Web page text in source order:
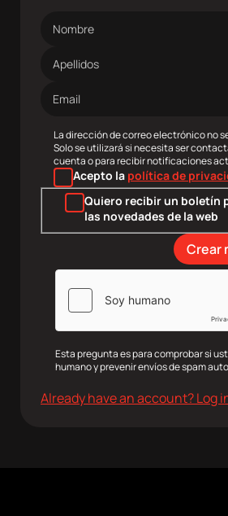
de
electrónico
La dirección de correo electrónico no
Solo se utilizará si necesita ser
cuenta o para recibir notificaciones
Acepto la política de
Quiero recibir un boletín
las novedades de la web
Esta pregunta es para comprobar si
humano y prevenir envíos de spam
Already have an account? Log
TwitterYoutube